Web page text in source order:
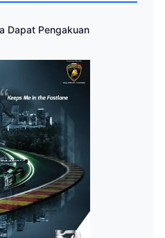
Dapat Pengakuan